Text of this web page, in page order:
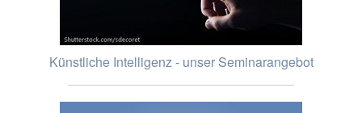
Künstliche Intelligenz - unser Seminarangebot